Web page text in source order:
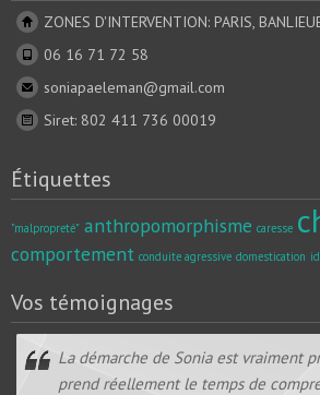
ZONES D'INTERVENTION: PARIS,
06 16 71 72 58
soniapaeleman@gmail.com
Siret: 802 411 736 00019
Étiquettes
"malpropreté" anthropomorphisme caresse
comportement conduite agressive domestication
Vos témoignages
La démarche de Sonia est vraiment
prend réellement le temps de